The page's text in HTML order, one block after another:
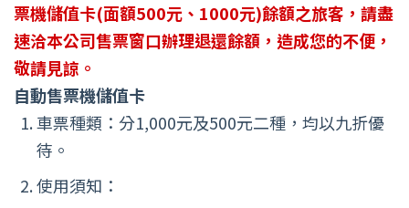
票機儲值卡(面額500元、1000元)餘額之旅客，請盡
速洽本公司售票窗口辦理退還餘額，造成您的不便，
敬請見諒。
自動售票機儲值卡
車票種類：分1,000元及500元二種，均以九折優
待。
使用須知：